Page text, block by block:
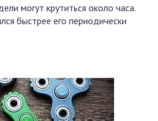
могут крутиться около часа.
быстрее его периодически